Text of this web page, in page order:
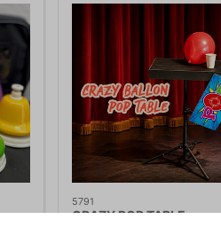
5791
CRAZY POP TABLE